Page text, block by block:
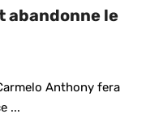
abandonne le
Anthony fera
...